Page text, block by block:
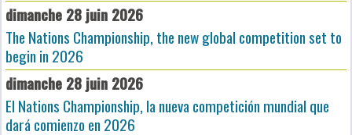
dimanche 28 juin 2026
The Nations Championship, the new global competition set to
begin in 2026
dimanche 28 juin 2026
El Nations Championship, la nueva competición mundial que
dará comienzo en 2026